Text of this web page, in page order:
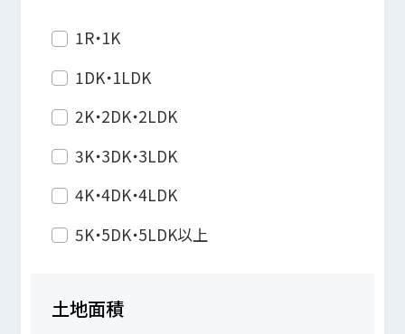
1R・1K
1DK・1LDK
2K・2DK・2LDK
3K・3DK・3LDK
4K・4DK・4LDK
5K・5DK・5LDK以上
土地面積